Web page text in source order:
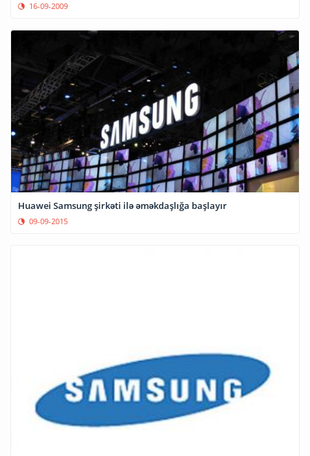
16-09-2009
Huawei Samsung şirkəti ilə əməkdaşlığa başlayır
09-09-2015